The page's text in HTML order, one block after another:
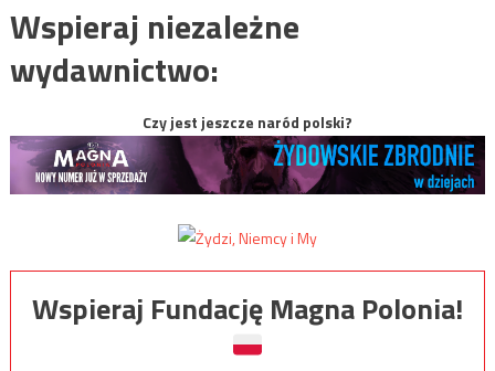
Wspieraj niezależne
wydawnictwo:
Czy jest jeszcze naród polski?
Wspieraj Fundację Magna Polonia!